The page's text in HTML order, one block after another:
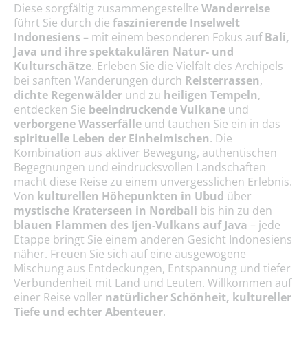
Diese sorgfältig zusammengestellte Wanderreise
führt Sie durch die faszinierende Inselwelt
Indonesiens – mit einem besonderen Fokus aufBali,
Java und ihre spektakulären Natur- und
Kulturschätze. Erleben Sie die Vielfalt des Archipels
bei sanften Wanderungen durch Reisterrassen,
dichte Regenwälder und zu heiligen Tempeln,
entdecken Sie beeindruckende Vulkane und
verborgene Wasserfälle und tauchen Sie ein in das
spirituelle Leben der Einheimischen. Die
Kombination aus aktiver Bewegung, authentischen
Begegnungen und eindrucksvollen Landschaften
macht diese Reise zu einem unvergesslichen Erlebnis.
Von kulturellen Höhepunkten in Ubud über
mystische Kraterseen in Nordbali bis hin zu den
blauen Flammen des Ijen-Vulkans auf Java – jede
Etappe bringt Sie einem anderen Gesicht Indonesiens
näher. Freuen Sie sich auf eine ausgewogene
Mischung aus Entdeckungen, Entspannung und tiefer
Verbundenheit mit Land und Leuten. Willkommen auf
einer Reise voller natürlicher Schönheit, kultureller
Tiefe und echter Abenteuer.